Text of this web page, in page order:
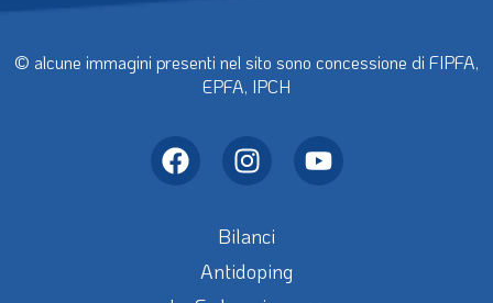
© alcune immagini presenti nel sito sono concessione di FIPFA,
EPFA, IPCH
Bilanci
Antidoping